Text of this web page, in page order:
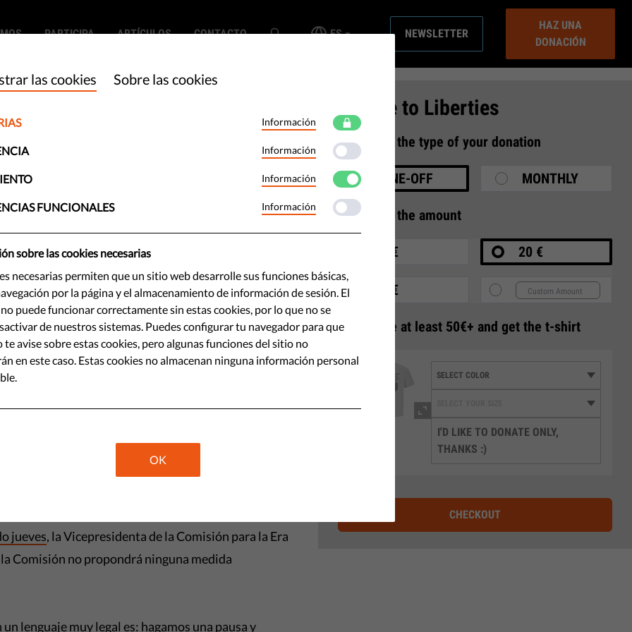
PARTICIPA ARTÍCULOS CONTACTO ES NEWSLETTER
HAZ UNA
DONACIÓN
Europea
blanco de la Comisión Europea
no especifica la prohibición
facial remoto.
su
la versión publicada del mismo -a diferencia de
temporal del reconocimiento facial
jueves, la Vicepresidenta de la Comisión para la Era
Comisión no propondrá ninguna medida
lenguaje muy legal es: hagamos una pausa y
Donate to Liberties
1 Select the type of your donation
ONE-OFF MONTHLY
2 Select the amount
10 € 20 €
35 €
3 Donate at least 50€+ and get the t-shirt
I'D LIKE TO DONATE ONLY,
THANKS :)
CHECKOUT
las cookies Sobre las cookies
Información
Información
Información
FUNCIONALES Información
sobre las cookies necesarias
necesarias permiten que un sitio web desarrolle sus funciones básicas,
por la página y el almacenamiento de información de sesión. El
puede funcionar correctamente sin estas cookies, por lo que no se
de nuestros sistemas. Puedes configurar tu navegador para que
te avise sobre estas cookies, pero algunas funciones del sitio no
en este caso. Estas cookies no almacenan ninguna información personal
OK